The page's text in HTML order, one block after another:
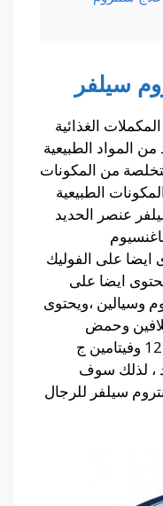
سيلفر
الغذائية
من المواد الطبيعية
من المكونات
الطبيعية
عنصر الحديد
ايضا على الفوليك
والاوميغا3 ،ويحتوى ايضا على
وسيالين ،ويحتوى
وحمض
البانثونيك، وبه فيتامين ب 6 و ب 12 وفيتامين ج
د ، لذلك سوف
سيلفر للرجال